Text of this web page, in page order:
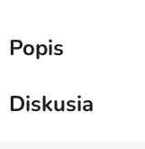
Popis
Diskusia